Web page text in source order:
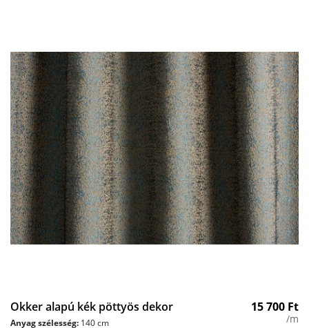
Okker alapú kék pöttyös dekor 15 700 Ft
/m
Anyag szélesség: 140 cm